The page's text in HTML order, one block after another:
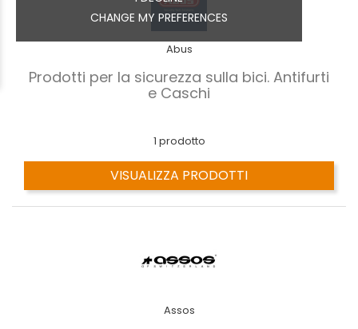
CHANGE MY PREFERENCES
Abus
Prodotti per la sicurezza sulla bici. Antifurti
e Caschi
1 prodotto
VISUALIZZA PRODOTTI
Assos